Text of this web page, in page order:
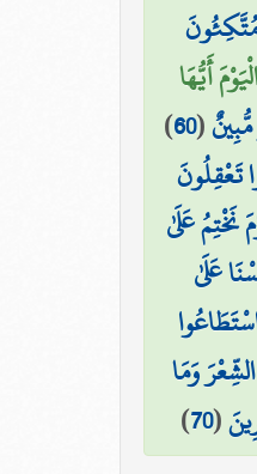
أَيُّهَا
(
60
)
تَعْقِلُونَ
نَخْتِمُ عَلَىٰ
عَلَىٰ
وَمَا
(
70
)